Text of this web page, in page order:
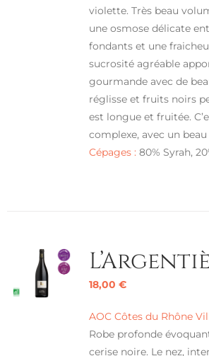
violette. Très beau
une osmose délicate
fondants et une
sucrosité agréable
gourmande avec de
réglisse et fruits noirs
est longue et fruitée.
complexe, avec un
Cépages : 80% Syrah,
18,00 €
AOC Côtes du Rhône
Robe profonde
cerise noire. Le nez,